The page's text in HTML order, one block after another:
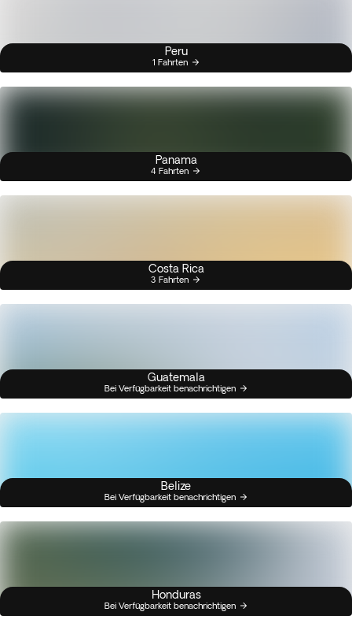
Peru
1 Fahrten
Panama
4 Fahrten
Costa Rica
3 Fahrten
Guatemala
Bei Verfügbarkeit benachrichtigen
Belize
Bei Verfügbarkeit benachrichtigen
Honduras
Bei Verfügbarkeit benachrichtigen